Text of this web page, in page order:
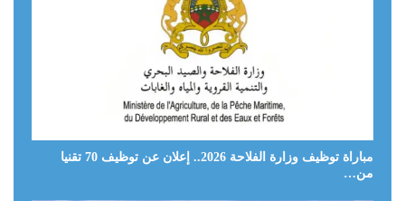
مباراة توظيف وزارة الفلاحة 2026.. إعلان عن توظيف 70 تقنيا
من…